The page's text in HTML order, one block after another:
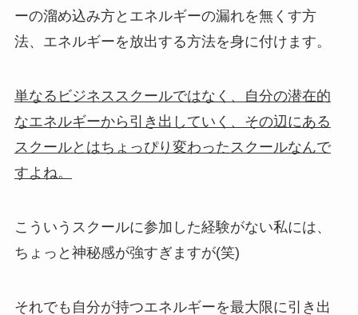
ーの溜め込み方とエネルギーの漏れを無くす方
法、エネルギーを放出する方法を身に付けます。
単なるビジネススクールではなく、自分の潜在的
なエネルギーから引き出していく、その辺にある
スクールとはちょっぴり変わったスクールなんで
すよね。
こういうスクールに参加した経験がない私には、
ちょっと神秘感が強すぎますが(笑)
それでも自分が持つエネルギーを最大限に引き出